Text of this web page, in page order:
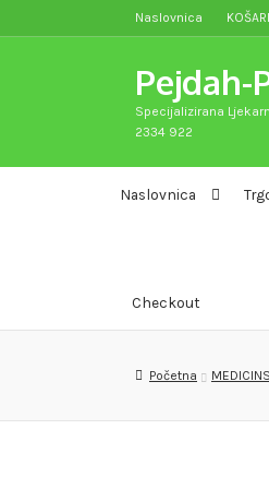
Preskoči
navigaciju
Skoči
sadržaja
Naslovnica
Pejdah-
Specijalizirana
2334 922
Naslovnica
Checkout
Početna